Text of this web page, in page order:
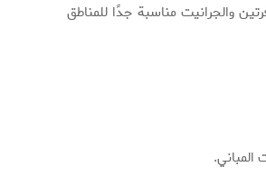
والجرانيت مناسبة جدًا للمناطق
المباني.